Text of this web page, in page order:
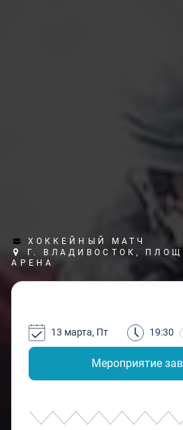
ХОККЕЙНЫЙ МАТЧ
Г. ВЛАДИВОСТОК,
АРЕНА
Мероприятие
13 марта, Пт 19:30